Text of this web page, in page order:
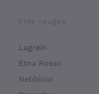
Vins rouges
Lagrein
Etna Rosso
Nebbiolo